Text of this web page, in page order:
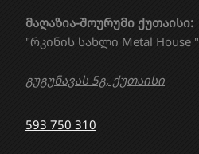
მაღაზია-შოურუმი ქუთაისი:
"რკინის სახლი Metal House "
გუგუნავას 5გ, ქუთაისი
593 750 310